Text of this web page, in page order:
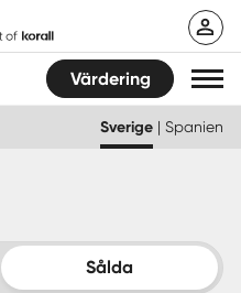
Värdering
Sverige | Spanien
Sålda